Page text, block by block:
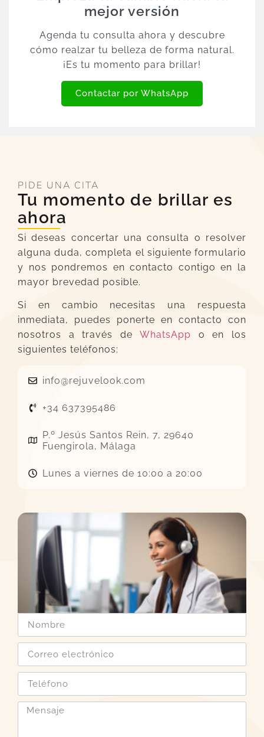
mejor versión
Agenda tu consulta ahora y descubre
cómo realzar tu belleza de forma natural.
¡Es tu momento para brillar!
Contactar por WhatsApp
PIDE UNA CITA
Tu momento de brillar es
ahora
Si deseas concertar una consulta o resolver
alguna duda, completa el siguiente formulario
y nos pondremos en contacto contigo en la
mayor brevedad posible.
Si en cambio necesitas una respuesta
inmediata, puedes ponerte en contacto con
nosotros a través deWhatsApp o en los
siguientes teléfonos:
info@rejuvelook.com
+34 637395486
P.º Jesús Santos Rein, 7, 29640
Fuengirola, Málaga
Lunes a viernes de 10:00 a 20:00